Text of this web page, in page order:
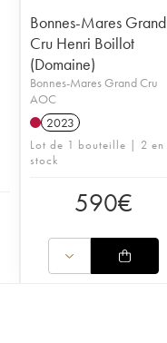
Bonnes-Mares Grand
Cru Henri Boillot
(Domaine)
Bonnes-Mares Grand Cru
AOC
2023
Lot de 1 bouteille | 2 en
stock
590€